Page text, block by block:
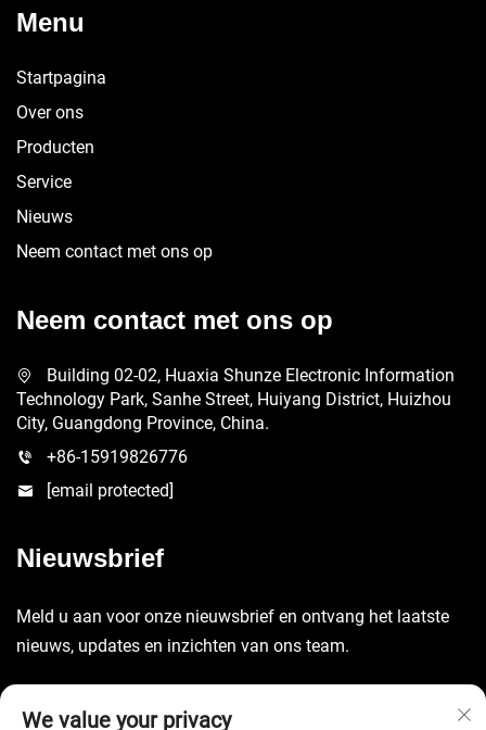
Menu
Startpagina
Over ons
Producten
Service
Nieuws
Neem contact met ons op
Neem contact met ons op
Building 02-02, Huaxia Shunze Electronic Information
Technology Park, Sanhe Street, Huiyang District, Huizhou
City, Guangdong Province, China.
+86-15919826776
[email protected]
Nieuwsbrief
Meld u aan voor onze nieuwsbrief en ontvang het laatste
nieuws, updates en inzichten van ons team.
We value your privacy